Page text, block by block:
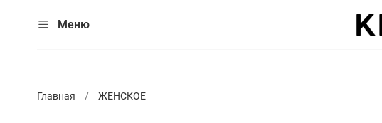
Меню
Главная ЖЕНСКОЕ